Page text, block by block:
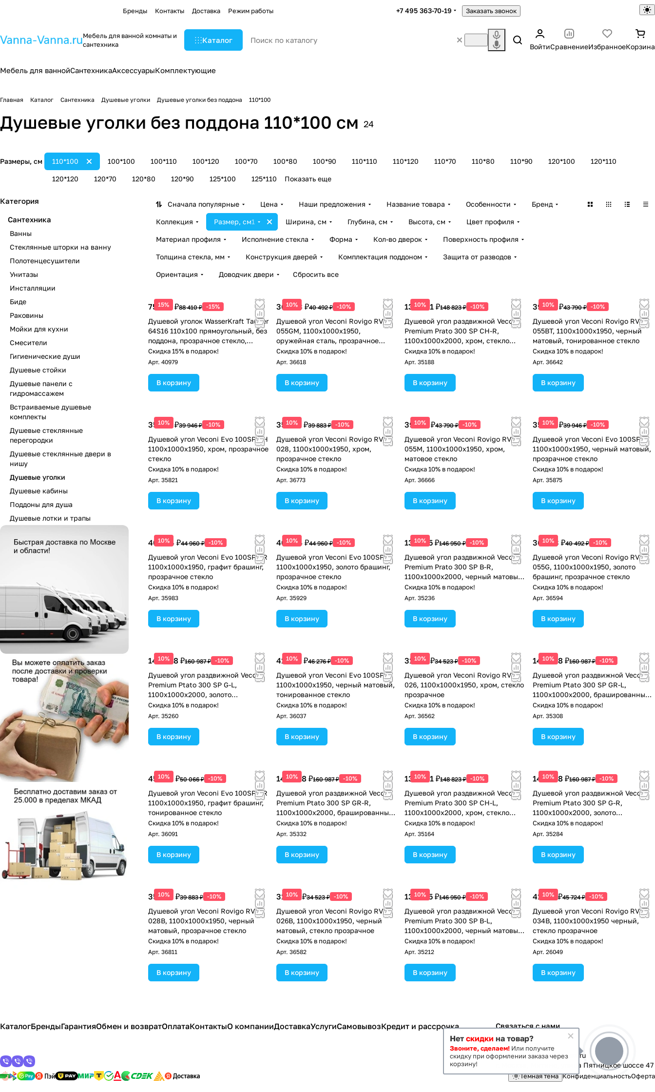
Бренды Контакты Доставка Режим работы +7 495 363-70-19 Заказать звонок
Мебель для ванной комнаты и
сантехника
Каталог
ВойтиСравнениеИзбранноеКорзина
Мебель для ваннойСантехникаАксессуарыКомплектующие
Главная Каталог Сантехника Душевые уголки Душевые уголки без поддона 110*100
Душевые уголки без поддона 110*100 см 24
Размеры, см 100*100 100*110 100*120 100*70 100*80 100*90
110*100 110*110 110*120 110*70 110*80 110*90 120*100 120*110
120*120 120*70 120*80 120*90 125*100 125*110 Показать еще
Сначала популярные Цена Наши предложения Название товара Особенности Бренд
Коллекция Размер, см1 Ширина, см Глубина, см Высота, см Цвет профиля
Материал профиля Исполнение стекла Форма Кол-во дверок Поверхность профиля
Толщина стекла, мм Конструкция дверей Комплектация поддоном Защита от разводов
Ориентация Доводчик двери Сбросить все
15%
75 149 ₽88 410 ₽ -15%
Душевой уголок WasserKraft Tauber
64S16 110х100 прямоугольный, без
поддона, прозрачное стекло,
никель
Скидка 15% в подарок!
Арт. 40979
В корзину
10%
36 443 ₽40 492 ₽ -10%
Душевой угол Veconi Rovigo RV-
055GM, 1100х1000х1950,
оружейная сталь, прозрачное
стекло
Скидка 10% в подарок!
Арт. 36618
В корзину
10%
133 941 ₽148 823 ₽ -10%
Душевой угол раздвижной Veconi
Premium Prato 300 SP CH-R,
1100х1000x2000, хром, стекло
прозрачное
Скидка 10% в подарок!
Арт. 35188
В корзину
10%
39 411 ₽43 790 ₽ -10%
Душевой угол Veconi Rovigo RV-
055BT, 1100х1000х1950, черный
матовый, тонированное стекло
Скидка 10% в подарок!
Арт. 36642
В корзину
10%
35 951 ₽39 946 ₽ -10%
Душевой угол Veconi Evo 100SP CH
1100х1000x1950, хром, прозрачное
стекло
Скидка 10% в подарок!
Арт. 35821
В корзину
10%
35 895 ₽39 883 ₽ -10%
Душевой угол Veconi Rovigo RV-
028, 1100х1000х1950, хром,
прозрачное стекло
Скидка 10% в подарок!
Арт. 36773
В корзину
10%
39 411 ₽43 790 ₽ -10%
Душевой угол Veconi Rovigo RV-
055M, 1100х1000х1950, хром,
матовое стекло
Скидка 10% в подарок!
Арт. 36666
В корзину
10%
35 951 ₽39 946 ₽ -10%
Душевой угол Veconi Evo 100SP B
1100х1000x1950, черный матовый,
прозрачное стекло
Скидка 10% в подарок!
Арт. 35875
В корзину
10%
40 464 ₽44 960 ₽ -10%
Душевой угол Veconi Evo 100SP GR
1100х1000x1950, графит брашинг,
прозрачное стекло
Скидка 10% в подарок!
Арт. 35983
В корзину
10%
40 464 ₽44 960 ₽ -10%
Душевой угол Veconi Evo 100SP G
1100х1000x1950, золото брашинг,
прозрачное стекло
Скидка 10% в подарок!
Арт. 35929
В корзину
10%
132 255 ₽146 950 ₽ -10%
Душевой угол раздвижной Veconi
Premium Prato 300 SP B-R,
1100х1000x2000, черный матовый,
стекло прозрачное
Скидка 10% в подарок!
Арт. 35236
В корзину
10%
36 443 ₽40 492 ₽ -10%
Душевой угол Veconi Rovigo RV-
055G, 1100х1000х1950, золото
брашинг, прозрачное стекло
Скидка 10% в подарок!
Арт. 36594
В корзину
10%
144 888 ₽160 987 ₽ -10%
Душевой угол раздвижной Veconi
Premium Ptato 300 SP G-L,
1100х1000x2000, золото
брашированный, стекло
прозрачное
Скидка 10% в подарок!
Арт. 35260
В корзину
10%
41 648 ₽46 276 ₽ -10%
Душевой угол Veconi Evo 100SP B
1100х1000x1950, черный матовый,
тонированное стекло
Скидка 10% в подарок!
Арт. 36037
В корзину
10%
31 071 ₽34 523 ₽ -10%
Душевой угол Veconi Rovigo RV-
026, 1100х1000х1950, хром, стекло
прозрачное
Скидка 10% в подарок!
Арт. 36562
В корзину
10%
144 888 ₽160 987 ₽ -10%
Душевой угол раздвижной Veconi
Premium Ptato 300 SP GR-L,
1100х1000x2000, брашированный
графит, стекло прозрачное
Скидка 10% в подарок!
Арт. 35308
В корзину
10%
45 059 ₽50 066 ₽ -10%
Душевой угол Veconi Evo 100SP GR
1100х1000x1950, графит брашинг,
тонированное стекло
Скидка 10% в подарок!
Арт. 36091
В корзину
10%
144 888 ₽160 987 ₽ -10%
Душевой угол раздвижной Veconi
Premium Ptato 300 SP GR-R,
1100х1000x2000, брашированный
графит, стекло прозрачное
Скидка 10% в подарок!
Арт. 35332
В корзину
10%
133 941 ₽148 823 ₽ -10%
Душевой угол раздвижной Veconi
Premium Prato 300 SP CH-L,
1100х1000x2000, хром, стекло
прозрачное
Скидка 10% в подарок!
Арт. 35164
В корзину
10%
144 888 ₽160 987 ₽ -10%
Душевой угол раздвижной Veconi
Premium Ptato 300 SP G-R,
1100х1000x2000, золото
брашированный, стекло
прозрачное
Скидка 10% в подарок!
Арт. 35284
В корзину
10%
35 895 ₽39 883 ₽ -10%
Душевой угол Veconi Rovigo RV-
028B, 1100х1000х1950, черный
матовый, прозрачное стекло
Скидка 10% в подарок!
Арт. 36811
В корзину
10%
31 071 ₽34 523 ₽ -10%
Душевой угол Veconi Rovigo RV-
026B, 1100х1000х1950, черный
матовый, стекло прозрачное
Скидка 10% в подарок!
Арт. 36582
В корзину
10%
132 255 ₽146 950 ₽ -10%
Душевой угол раздвижной Veconi
Premium Prato 300 SP B-L,
1100х1000x2000, черный матовый,
стекло прозрачное
Скидка 10% в подарок!
Арт. 35212
В корзину
10%
41 152 ₽45 724 ₽ -10%
Душевой угол Veconi Rovigo RV-
034B, 1100х1000х1950 черный,
стекло прозрачное
Скидка 10% в подарок!
Арт. 26049
В корзину
Категория
Сантехника
Ванны
Стеклянные шторки на ванну
Полотенцесушители
Унитазы
Инсталляции
Биде
Раковины
Мойки для кухни
Смесители
Гигиенические души
Душевые стойки
Душевые панели с
гидромассажем
Встраиваемые душевые
комплекты
Душевые стеклянные
перегородки
Душевые стеклянные двери в
нишу
Душевые уголки
Душевые кабины
Поддоны для душа
Душевые лотки и трапы
КаталогБрендыГарантияОбмен и возвратОплатаКонтактыО компанииДоставкаУслугиСамовывозКредит и рассрочка Связаться с нами
+7 495 363-70-19
magazin-vanna@yandex.ru
г. Москва, Митино, улица Пятницкое шоссе 47
Темная тема КонфиденциальностьОферта
Нет скидки на товар?
Звоните, сделаем! Или получите
скидку при оформлении заказа через
корзину!